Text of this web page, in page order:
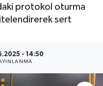
protokol oturma
sert
- 14:50